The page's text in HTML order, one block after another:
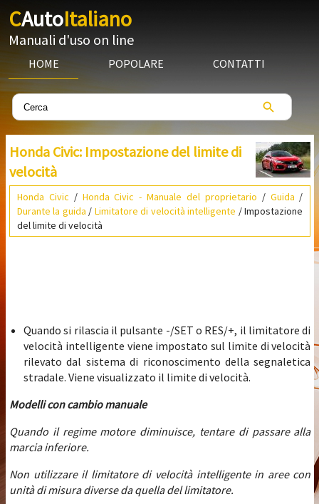
CAutoItaliano
Manuali d'uso on line
HOME POPOLARE CONTATTI
Honda Civic: Impostazione del limite di
velocità
Honda Civic / Honda Civic - Manuale del proprietario / Guida /
Durante la guida / Limitatore di velocità intelligente / Impostazione
del limite di velocità
Quando si rilascia il pulsante -/SET o RES/+, il limitatore di
velocità intelligente viene impostato sul limite di velocità
rilevato dal sistema di riconoscimento della segnaletica
stradale. Viene visualizzato il limite di velocità.
Modelli con cambio manuale
Quando il regime motore diminuisce, tentare di passare alla
marcia inferiore.
Non utilizzare il limitatore di velocità intelligente in aree con
unità di misura diverse da quella del limitatore.